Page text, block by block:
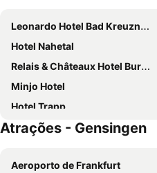
Leonardo Hotel Bad Kreuznach
Hotel Nahetal
Relais & Châteaux Hotel Burg Schwarzenstein
Minjo Hotel
Hotel Trapp
Trollmühle
Rheinhotel Lamm
Atrações - Gensingen
Aeroporto de Frankfurt